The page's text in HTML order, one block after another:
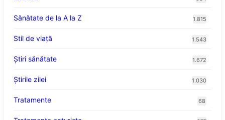
Sănătate de la A la Z 1.815
Stil de viaţă 1.543
Ştiri sănătate 1.672
Știrile zilei 1.030
Tratamente 68